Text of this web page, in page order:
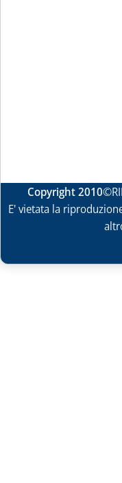
Copyright 2010
E' vietata la